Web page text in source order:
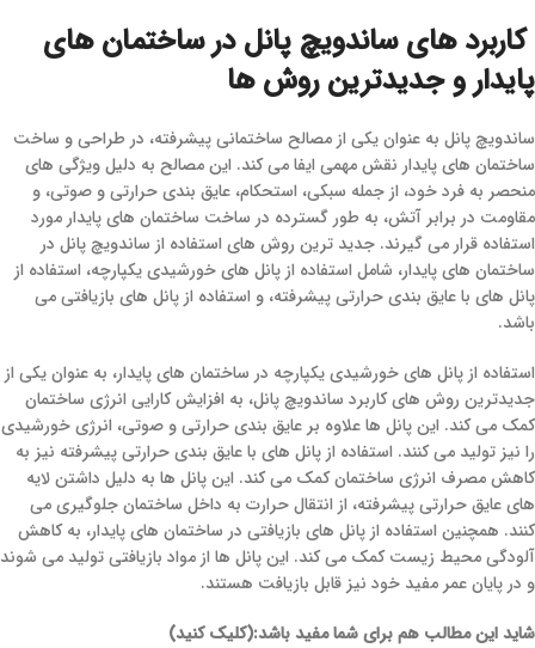
کاربرد های ساندویچ پانل در ساختمان‌ های
پایدار و جدیدترین روش‌ ها
ساندویچ پانل به عنوان یکی از مصالح ساختمانی پیشرفته، در طراحی و ساخت
ساختمان‌ های پایدار نقش مهمی ایفا می‌ کند. این مصالح به دلیل ویژگی‌ های
منحصر به فرد خود، از جمله سبکی، استحکام، عایق‌ بندی حرارتی و صوتی، و
مقاومت در برابر آتش، به طور گسترده در ساخت ساختمان‌ های پایدار مورد
استفاده قرار می‌ گیرند. جدید ترین روش‌ های استفاده از ساندویچ پانل در
ساختمان‌ های پایدار، شامل استفاده از پانل‌ های خورشیدی یکپارچه، استفاده از
پانل‌ های با عایق‌ بندی حرارتی پیشرفته، و استفاده از پانل‌ های بازیافتی می‌
باشد.
استفاده از پانل‌ های خورشیدی یکپارچه در ساختمان‌ های پایدار، به عنوان یکی از
جدیدترین روش‌ های کاربرد ساندویچ پانل، به افزایش کارایی انرژی ساختمان
کمک می‌ کند. این پانل‌ ها علاوه بر عایق‌ بندی حرارتی و صوتی، انرژی خورشیدی
را نیز تولید می‌ کنند. استفاده از پانل‌ های با عایق‌ بندی حرارتی پیشرفته نیز به
کاهش مصرف انرژی ساختمان کمک می‌ کند. این پانل‌ ها به دلیل داشتن لایه‌
های عایق حرارتی پیشرفته، از انتقال حرارت به داخل ساختمان جلوگیری می‌
کنند. همچنین استفاده از پانل‌ های بازیافتی در ساختمان‌ های پایدار، به کاهش
آلودگی محیط زیست کمک می‌ کند. این پانل‌ ها از مواد بازیافتی تولید می‌ شوند
و در پایان عمر مفید خود نیز قابل بازیافت هستند.
شاید این مطالب هم برای شما مفید باشد:(کلیک کنید)